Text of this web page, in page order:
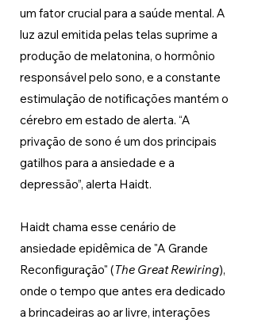
um fator crucial para a saúde mental. A
luz azul emitida pelas telas suprime a
produção de melatonina, o hormônio
responsável pelo sono, e a constante
estimulação de notificações mantém o
cérebro em estado de alerta. “A
privação de sono é um dos principais
gatilhos para a ansiedade e a
depressão”, alerta Haidt.
Haidt chama esse cenário de
ansiedade epidêmica de "A Grande
Reconfiguração" (The Great Rewiring),
onde o tempo que antes era dedicado
a brincadeiras ao ar livre, interações